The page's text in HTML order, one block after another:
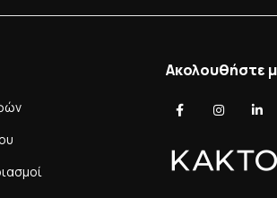
Ακολουθήστε